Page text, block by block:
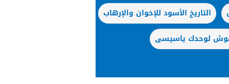
التاريخ الأسود للإخوان والإرهاب
موش لوحدك ياسيسى